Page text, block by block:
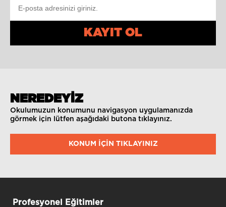
KAYIT OL
NEREDEYİZ
Okulumuzun konumunu navigasyon uygulamanızda
görmek için lütfen aşağıdaki butona tıklayınız.
KONUM IÇIN TIKLAYINIZ
Profesyonel Eğitimler